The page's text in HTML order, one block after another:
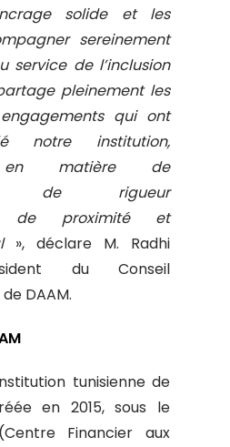
solide et les
sereinement
service de l’inclusion
pleinement les
qui ont
notre institution,
en matière de
de rigueur
de proximité et
», déclare M. Radhi
du Conseil
DAAM.
tunisienne de
en 2015, sous le
Financier aux